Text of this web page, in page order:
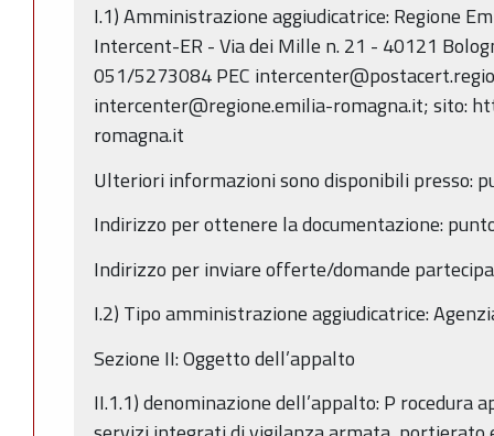
I.1) Amministrazione aggiudicatrice: Regione
Intercent-ER - Via dei Mille n. 21 - 40121
051/5273084 PEC
intercenter@regione.emilia-romagna.it; sito:
romagna.it
Ulteriori informazioni sono disponibili presso:
Indirizzo per ottenere la documentazione:
Indirizzo per inviare offerte/domande
I.2) Tipo amministrazione aggiudicatrice:
Sezione II: Oggetto dell’appalto
II.1.1) denominazione dell’appalto: P rocedura